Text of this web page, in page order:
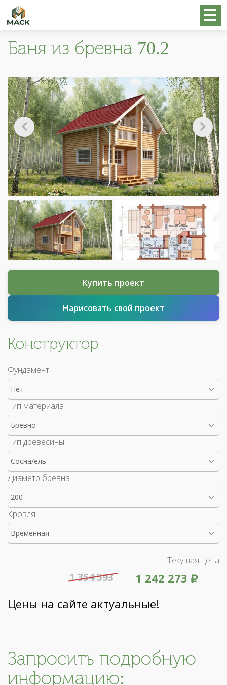
Баня из бревна 70.2
Купить проект
Нарисовать свой проект
Конструктор
Фундамент
Нет
Тип материала
Бревно
Тип древесины
Сосна/ель
Диаметр бревна
200
Кровля
Временная
Текущая цена
1 242 273
1 354 593
Цены на сайте актуальные!
Запросить подробную
информацию: